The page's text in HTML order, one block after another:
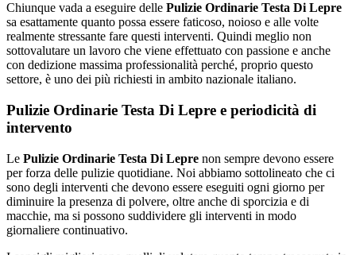
Chiunque vada a eseguire delle Pulizie Ordinarie Testa Di Lepre
sa esattamente quanto possa essere faticoso, noioso e alle volte
realmente stressante fare questi interventi. Quindi meglio non
sottovalutare un lavoro che viene effettuato con passione e anche
con dedizione massima professionalità perché, proprio questo
settore, è uno dei più richiesti in ambito nazionale italiano.
Pulizie Ordinarie Testa Di Lepre e periodicità di
intervento
Le Pulizie Ordinarie Testa Di Lepre non sempre devono essere
per forza delle pulizie quotidiane. Noi abbiamo sottolineato che ci
sono degli interventi che devono essere eseguiti ogni giorno per
diminuire la presenza di polvere, oltre anche di sporcizia e di
macchie, ma si possono suddividere gli interventi in modo
giornaliere continuativo.